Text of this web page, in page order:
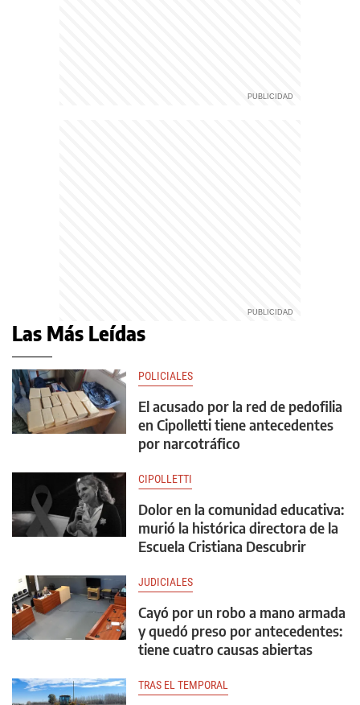
Las Más Leídas
POLICIALES
El acusado por la red de pedofilia
en Cipolletti tiene antecedentes
por narcotráfico
CIPOLLETTI
Dolor en la comunidad educativa:
murió la histórica directora de la
Escuela Cristiana Descubrir
JUDICIALES
Cayó por un robo a mano armada
y quedó preso por antecedentes:
tiene cuatro causas abiertas
TRAS EL TEMPORAL